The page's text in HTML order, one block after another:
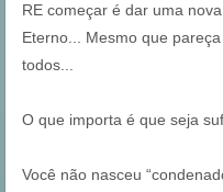
RE começar é dar uma
Eterno... Mesmo que
todos...
O que importa é que seja
Você não nasceu